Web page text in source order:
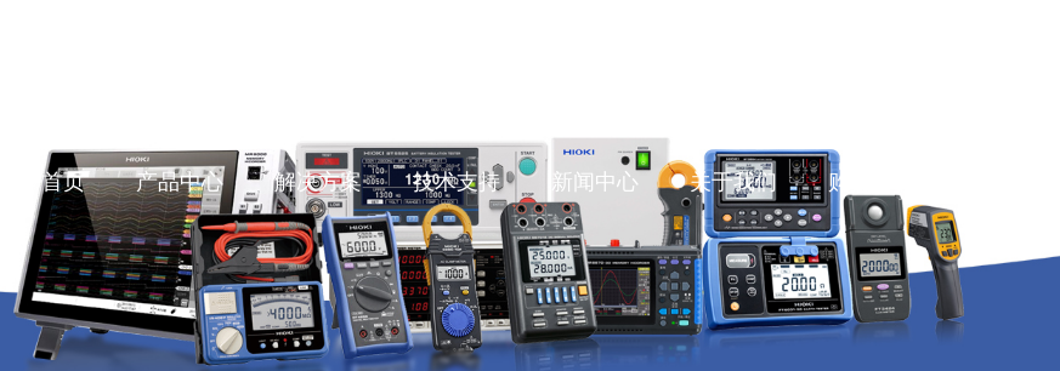
首页 产品中心 解决方案 技术支持 新闻中心 关于我们 购买